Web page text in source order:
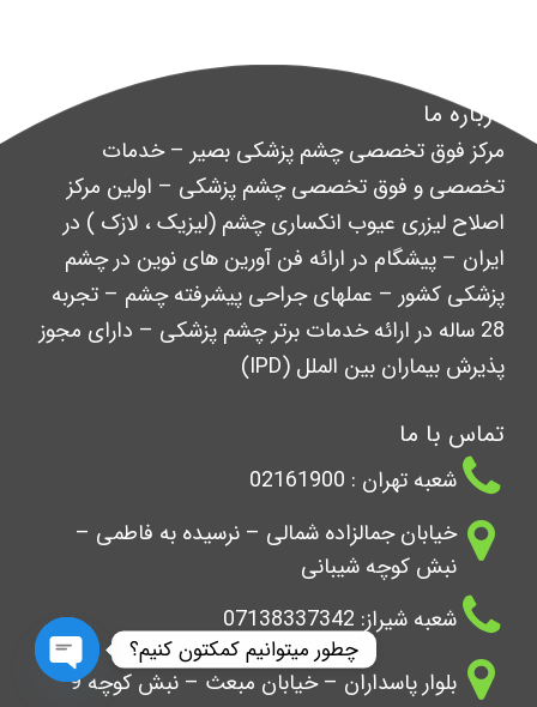
درباره ما
مرکز فوق تخصصی چشم پزشکی بصیر – خدمات
تخصصی و فوق تخصصی چشم پزشکی – اولین مرکز
اصلاح لیزری عیوب انکساری چشم (لیزیک ، لازک ) در
ایران – پیشگام در ارائه فن آورین های نوین در چشم
پزشکی کشور – عملهای جراحی پیشرفته چشم – تجربه
28 ساله در ارائه خدمات برتر چشم پزشکی – دارای مجوز
پذیرش بیماران بین الملل (IPD)
تماس با ما
شعبه تهران : 02161900
خیابان جمالزاده شمالی – نرسیده به فاطمی –
نبش کوچه شیبانی
شعبه شیراز: 07138337342
بلوار پاسداران – خیابان مبعث – نبش کوچه 9
چطور میتوانیم کمکتون کنیم؟